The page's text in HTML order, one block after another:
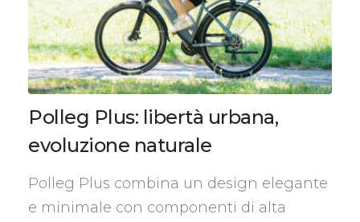
Polleg Plus: libertà urbana,
evoluzione naturale
Polleg Plus combina un design elegante
e minimale con componenti di alta